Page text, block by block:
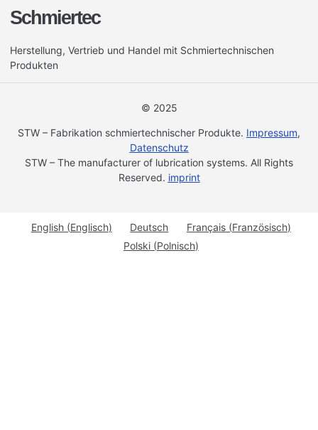
Schmiertec
Herstellung, Vertrieb und Handel mit Schmiertechnischen
Produkten
© 2025
STW – Fabrikation schmiertechnischer Produkte. Impressum,
Datenschutz
STW – The manufacturer of lubrication systems. All Rights
Reserved. imprint
English(Englisch) Deutsch Français(Französisch)
Polski(Polnisch)